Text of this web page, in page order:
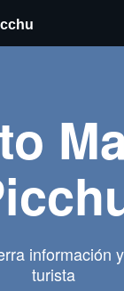
información
turista